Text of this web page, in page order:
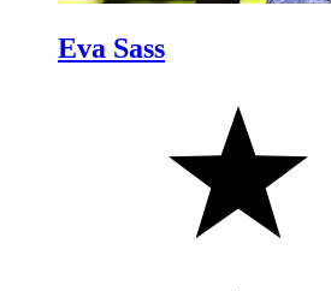
Eva Sass